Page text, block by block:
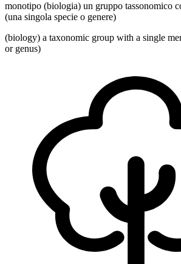
monotipo (biologia) un gruppo tassonomico
(una singola specie o genere)
(biology) a taxonomic group with a single
or genus)